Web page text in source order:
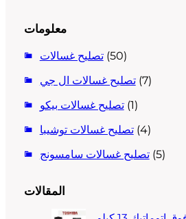
معلومات
تصليح غسالات(50)
تصليح غسالات ال جي(7)
تصليح غسالات بيكو(1)
تصليح غسالات توشيبا(4)
تصليح غسالات سامسونج(5)
المقالات